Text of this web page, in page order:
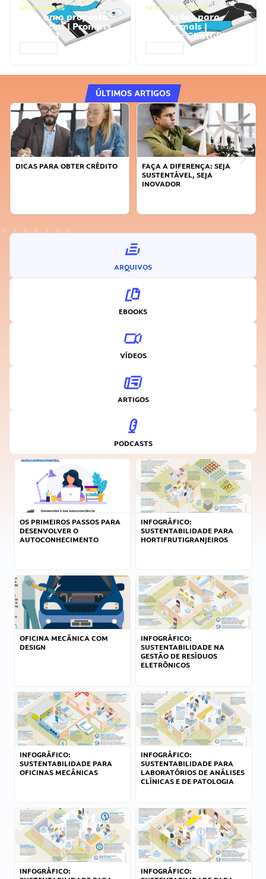
EMPRESARIAIS
Faça uma proposta
comercial | Prompts
ChatGPT
NEGÓCIOS, VENDAS
Faça ações para
vender mais |
Prompts ChatGPT
ÚLTIMOS ARTIGOS
DICAS PARA OBTER CRÉDITO
FAÇA A DIFERENÇA: SEJA
SUSTENTÁVEL, SEJA
INOVADOR
ARQUIVOS
EBOOKS
VÍDEOS
ARTIGOS
PODCASTS
OS PRIMEIROS PASSOS PARA
DESENVOLVER O
AUTOCONHECIMENTO
INFOGRÁFICO:
SUSTENTABILIDADE PARA
HORTIFRUTIGRANJEIROS
OFICINA MECÂNICA COM
DESIGN
INFOGRÁFICO:
SUSTENTABILIDADE NA
GESTÃO DE RESÍDUOS
ELETRÔNICOS
INFOGRÁFICO:
SUSTENTABILIDADE PARA
OFICINAS MECÂNICAS
INFOGRÁFICO:
SUSTENTABILIDADE PARA
LABORATÓRIOS DE ANÁLISES
CLÍNICAS E DE PATOLOGIA
INFOGRÁFICO:
INFOGRÁFICO: